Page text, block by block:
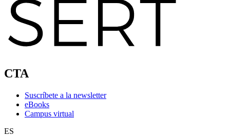
CTA
Suscríbete a la newsletter
eBooks
Campus virtual
ES